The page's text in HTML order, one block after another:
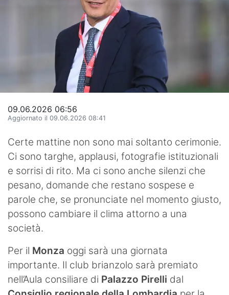
Turismo
Eventi
09.06.2026 06:56
Aggiornato il 09.06.2026 08:41
Certe mattine non sono mai soltanto cerimonie.
Ci sono targhe, applausi, fotografie istituzionali
e sorrisi di rito. Ma ci sono anche silenzi che
pesano, domande che restano sospese e
parole che, se pronunciate nel momento giusto,
possono cambiare il clima attorno a una
società.
Per il Monza oggi sarà una giornata
importante. Il club brianzolo sarà premiato
nell’Aula consiliare di Palazzo Pirelli dal